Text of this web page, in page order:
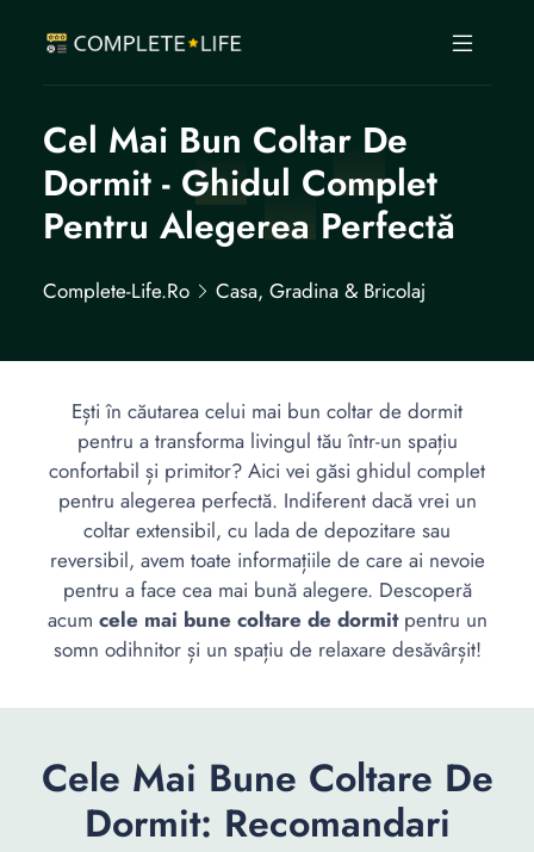
Cel Mai Bun Coltar De
Dormit - Ghidul Complet
Pentru Alegerea Perfectă
Complete-Life.ro Casa, Gradina & Bricolaj
Ești în căutarea celui mai bun coltar de dormit
pentru a transforma livingul tău într-un spațiu
confortabil și primitor? Aici vei găsi ghidul complet
pentru alegerea perfectă. Indiferent dacă vrei un
coltar extensibil, cu lada de depozitare sau
reversibil, avem toate informațiile de care ai nevoie
pentru a face cea mai bună alegere. Descoperă
acum cele mai bune coltare de dormitpentru un
somn odihnitor și un spațiu de relaxare desăvârșit!
Cele Mai Bune Coltare De
Dormit: Recomandari